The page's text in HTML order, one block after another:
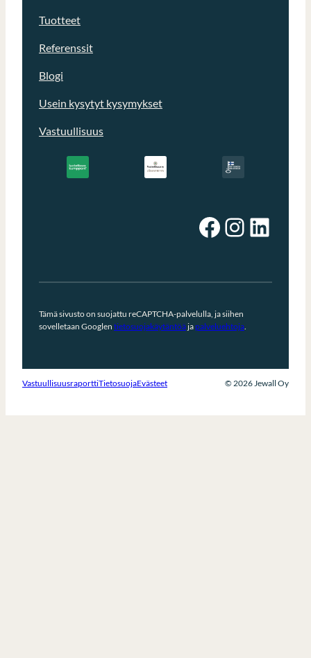
Tuotteet
Referenssit
Blogi
Usein kysytyt kysymykset
Vastuullisuus
Facebook Instagram LinkedIn
Tämä sivusto on suojattu reCAPTCHA-palvelulla, ja siihen
sovelletaan Googlen tietosuojakäytäntöäja palveluehtoja
VastuullisuusraporttiTietosuojaEvästeet © 2026 Jewall Oy